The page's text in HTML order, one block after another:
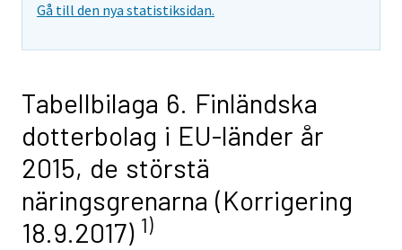
Gå till den nya statistiksidan.
Tabellbilaga 6. Finländska
dotterbolag i EU-länder år
2015, de störstä
näringsgrenarna (Korrigering
18.9.2017) 1)